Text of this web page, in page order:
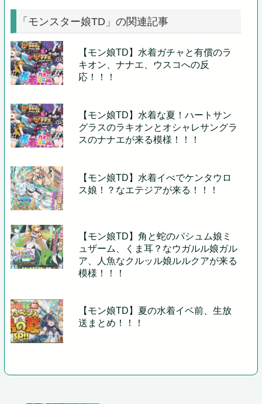
「モンスター娘TD」の関連記事
【モン娘TD】水着ガチャと有償のラ
キオン、ナナエ、ウスコへの反
応！！！
【モン娘TD】水着な夏！ハートサン
グラスのラキオンとオシャレサングラ
スのナナエが来る模様！！！
【モン娘TD】水着イべでケンタウロ
ス娘！？なエテジアが来る！！！
【モン娘TD】角と蛇のパシュム娘ミ
ュザーム、くま耳？なウガルル娘ガル
ア、人魚なクルッル娘ルルクアが来る
模様！！！
【モン娘TD】夏の水着イベ前、生放
送まとめ！！！